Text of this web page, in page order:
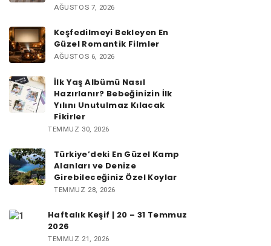
AĞUSTOS 7, 2026
Keşfedilmeyi Bekleyen En
Güzel Romantik Filmler
AĞUSTOS 6, 2026
İlk Yaş Albümü Nasıl
Hazırlanır? Bebeğinizin İlk
Yılını Unutulmaz Kılacak
Fikirler
TEMMUZ 30, 2026
Türkiye’deki En Güzel Kamp
Alanları ve Denize
Girebileceğiniz Özel Koylar
TEMMUZ 28, 2026
Haftalık Keşif | 20 – 31 Temmuz
2026
TEMMUZ 21, 2026